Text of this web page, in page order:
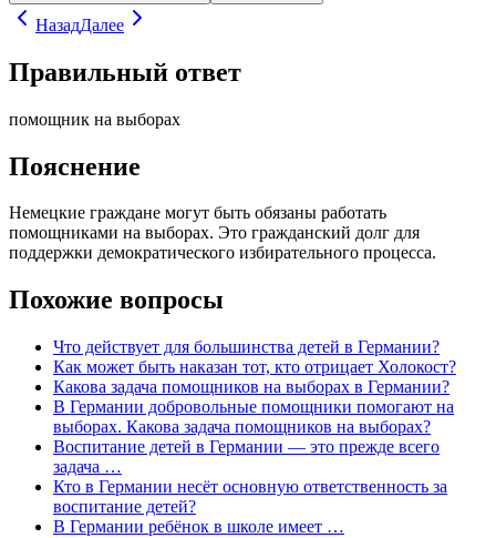
НазадДалее
Правильный ответ
помощник на выборах
Пояснение
Немецкие граждане могут быть обязаны работать
помощниками на выборах. Это гражданский долг для
поддержки демократического избирательного процесса.
Похожие вопросы
Что действует для большинства детей в Германии?
Как может быть наказан тот, кто отрицает Холокост?
Какова задача помощников на выборах в Германии?
В Германии добровольные помощники помогают на
выборах. Какова задача помощников на выборах?
Воспитание детей в Германии — это прежде всего
задача …
Кто в Германии несёт основную ответственность за
воспитание детей?
В Германии ребёнок в школе имеет …